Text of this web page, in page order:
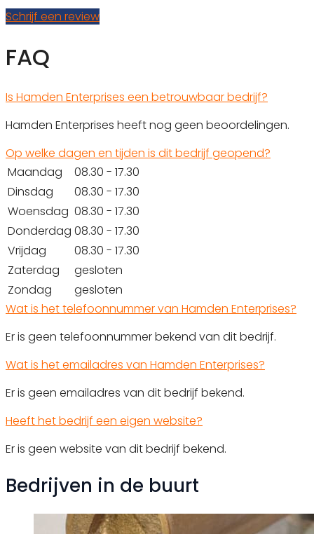
Schrijf een review
FAQ
Is Hamden Enterprises een betrouwbaar bedrijf?
Hamden Enterprises heeft nog geen beoordelingen.
Op welke dagen en tijden is dit bedrijf geopend?
Maandag
08.30 - 17.30
Dinsdag
08.30 - 17.30
Woensdag 08.30 - 17.30
Donderdag 08.30 - 17.30
Vrijdag
08.30 - 17.30
Zaterdag
gesloten
Zondag
gesloten
Wat is het telefoonnummer van Hamden Enterprises?
Er is geen telefoonnummer bekend van dit bedrijf.
Wat is het emailadres van Hamden Enterprises?
Er is geen emailadres van dit bedrijf bekend.
Heeft het bedrijf een eigen website?
Er is geen website van dit bedrijf bekend.
Bedrijven in de buurt